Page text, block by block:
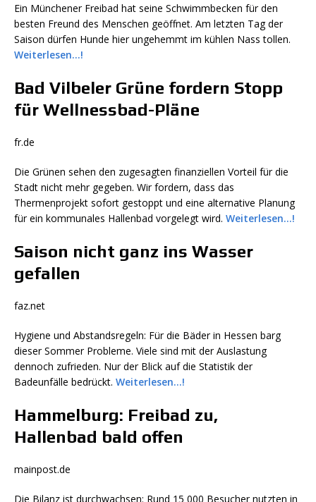
Ein Münchener Freibad hat seine Schwimmbecken für den
besten Freund des Menschen geöffnet. Am letzten Tag der
Saison dürfen Hunde hier ungehemmt im kühlen Nass tollen.
Weiterlesen…!
Bad Vilbeler Grüne fordern Stopp
für Wellnessbad-Pläne
fr.de
Die Grünen sehen den zugesagten finanziellen Vorteil für die
Stadt nicht mehr gegeben. Wir fordern, dass das
Thermenprojekt sofort gestoppt und eine alternative Planung
für ein kommunales Hallenbad vorgelegt wird. Weiterlesen…!
Saison nicht ganz ins Wasser
gefallen
faz.net
Hygiene und Abstandsregeln: Für die Bäder in Hessen barg
dieser Sommer Probleme. Viele sind mit der Auslastung
dennoch zufrieden. Nur der Blick auf die Statistik der
Badeunfälle bedrückt. Weiterlesen…!
Hammelburg: Freibad zu,
Hallenbad bald offen
mainpost.de
Die Bilanz ist durchwachsen: Rund 15 000 Besucher nutzten in